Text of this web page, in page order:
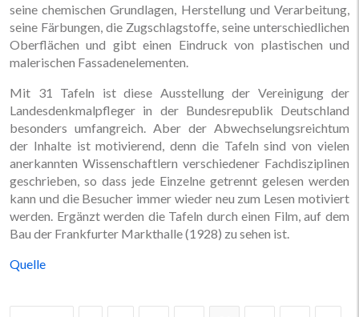
seine chemischen Grundlagen, Herstellung und Verarbeitung,
seine Färbungen, die Zugschlagstoffe, seine unterschiedlichen
Oberflächen und gibt einen Eindruck von plastischen und
malerischen Fassadenelementen.
Mit 31 Tafeln ist diese Ausstellung der Vereinigung der
Landesdenkmalpfleger in der Bundesrepublik Deutschland
besonders umfangreich. Aber der Abwechselungsreichtum
der Inhalte ist motivierend, denn die Tafeln sind von vielen
anerkannten Wissenschaftlern verschiedener Fachdisziplinen
geschrieben, so dass jede Einzelne getrennt gelesen werden
kann und die Besucher immer wieder neu zum Lesen motiviert
werden. Ergänzt werden die Tafeln durch einen Film, auf dem
Bau der Frankfurter Markthalle (1928) zu sehen ist.
Quelle